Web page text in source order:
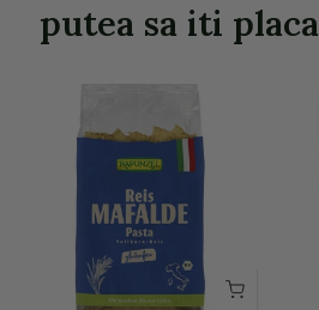
putea sa iti placa